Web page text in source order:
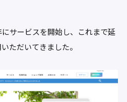
サービスを開始し、これまで延
ただいてきました。